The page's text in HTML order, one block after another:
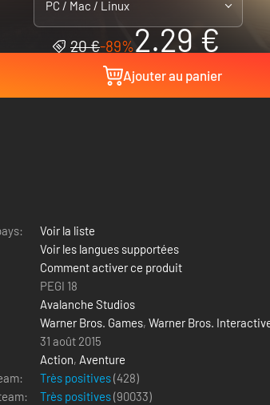
PC / Mac / Linux
20 €-89%2.29 €
Ajouter au panier
Voir la liste
Voir les langues supportées
Comment activer ce produit
PEGI 18
Avalanche Studios
Warner Bros. Games, Warner Bros.
31 août 2015
Action, Aventure
Très positives(428)
Très positives(90033)